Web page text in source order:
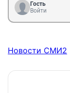
Гость
Войти
Новости СМИ2